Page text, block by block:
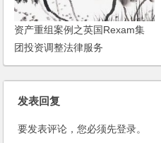
资产重组案例之英国Rexam集
团投资调整法律服务
发表回复
要发表评论，您必须先登录。